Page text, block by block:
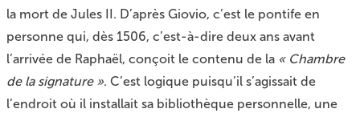
la mort de Jules II. D’après Giovio, c’est le pontife en
personne qui, dès 1506, c’est-à-dire deux ans avant
l’arrivée de Raphaël, conçoit le contenu de la « Chambre
de la signature ». C’est logique puisqu’il s’agissait de
l’endroit où il installait sa bibliothèque personnelle, une